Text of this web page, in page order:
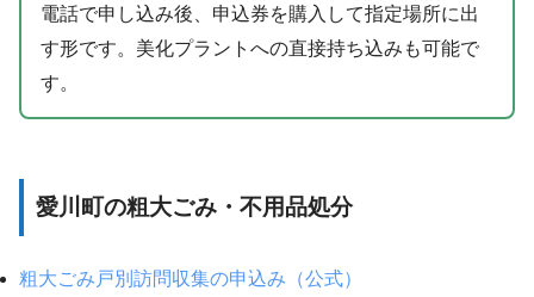
電話で申し込み後、申込券を購入して指定場所に出
す形です。美化プラントへの直接持ち込みも可能で
す。
愛川町の粗大ごみ・不用品処分
粗大ごみ戸別訪問収集の申込み（公式）